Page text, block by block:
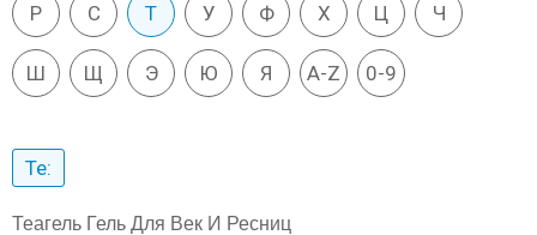
Р С Т У Ф Х Ц Ч
Ш Щ Э Ю Я A-Z 0-9
Те:
Теагель Гель Для Век И Ресниц